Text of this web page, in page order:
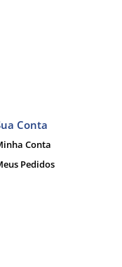
Conta
Conta
Pedidos